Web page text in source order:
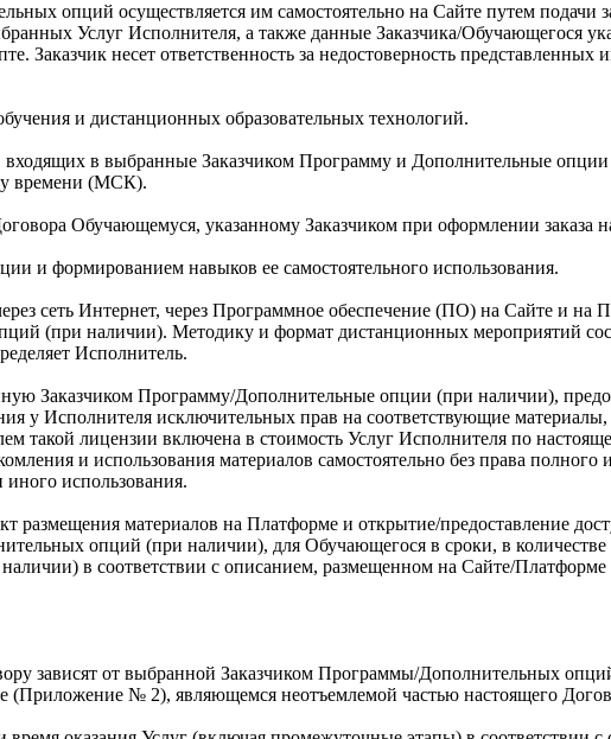
опций осуществляется им самостоятельно на Сайте путем подачи
Услуг Исполнителя, а также данные Заказчика/Обучающегося
несет ответственность за недостоверность представленных
и дистанционных образовательных технологий.
входящих в выбранные Заказчиком Программу и Дополнительные
времени (МСК).
Обучающемуся, указанному Заказчиком при оформлении заказа
и формированием навыков ее самостоятельного использования.
сеть Интернет, через Программное обеспечение (ПО) на Сайте и на
(при наличии). Методику и формат дистанционных мероприятий
Исполнитель.
Заказчиком Программу/Дополнительные опции (при наличии),
у Исполнителя исключительных прав на соответствующие
такой лицензии включена в стоимость Услуг Исполнителя по
и использования материалов самостоятельно без права полного
иного использования.
размещения материалов на Платформе и открытие/предоставление
опций (при наличии), для Обучающегося в сроки, в количестве
в соответствии с описанием, размещенном на Сайте/
зависят от выбранной Заказчиком Программы/Дополнительных
(Приложение № 2), являющемся неотъемлемой частью настоящего